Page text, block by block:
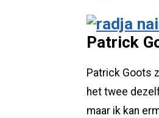
Patrick
Patrick Goots
het twee
maar ik kan